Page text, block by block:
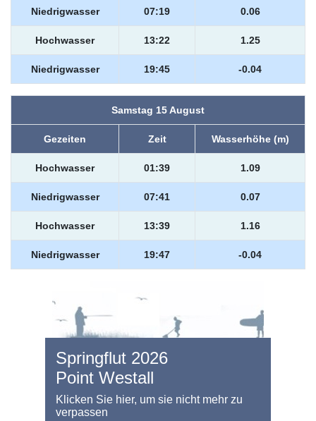
Niedrigwasser 07:19 0.06
Hochwasser 13:22 1.25
Niedrigwasser 19:45 -0.04
Samstag 15 August
Gezeiten Zeit Wasserhöhe (m)
Hochwasser 01:39 1.09
Niedrigwasser 07:41 0.07
Hochwasser 13:39 1.16
Niedrigwasser 19:47 -0.04
Springflut 2026
Point Westall
Klicken Sie hier, um sie nicht mehr zu
verpassen